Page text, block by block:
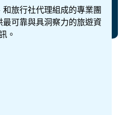
旅行社代理組成的專業團
最可靠與具洞察力的旅遊資
。